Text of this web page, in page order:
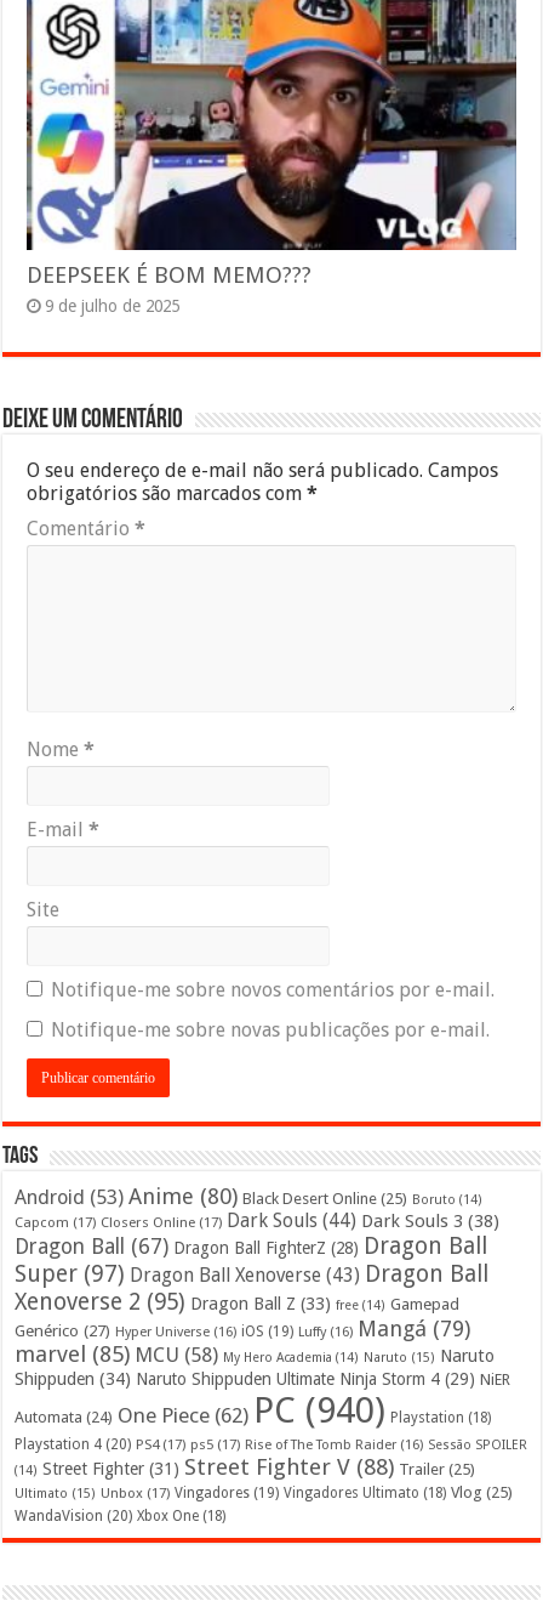
DEEPSEEK É BOM MEMO???
9 de julho de 2025
Deixe um comentário
O seu endereço de e-mail não será publicado. Campos
obrigatórios são marcados com*
Comentário*
Nome*
E-mail*
Site
Notifique-me sobre novos comentários por e-mail.
Notifique-me sobre novas publicações por e-mail.
Tags
Android (53) Anime (80) Black Desert Online (25) Boruto (14)
Capcom (17) Closers Online (17) Dark Souls (44) Dark Souls 3 (38)
Dragon Ball (67) Dragon Ball FighterZ (28) Dragon Ball
Super (97) Dragon Ball Xenoverse (43) Dragon Ball
Xenoverse 2 (95) Dragon Ball Z (33) free (14) Gamepad
Genérico (27) Hyper Universe (16) iOS (19) Luffy(16) Mangá (79)
marvel (85) MCU (58) My Hero Academia (14) Naruto (15) Naruto
Shippuden (34) Naruto Shippuden Ultimate Ninja Storm 4 (29) NiER
Automata (24) One Piece (62) PC (940) Playstation (18)
Playstation 4 (20) PS4(17) ps5 (17) Rise of The Tomb Raider (16) Sessão SPOILER
(14) Street Fighter (31) Street Fighter V (88) Trailer (25)
Ultimato (15) Unbox (17) Vingadores (19) Vingadores Ultimato (18) Vlog (25)
WandaVision (20) Xbox One (18)